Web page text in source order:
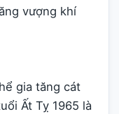
vượng khí
gia tăng cát
Ất Tỵ 1965 là